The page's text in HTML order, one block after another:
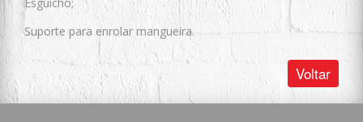
Esguicho;
Suporte para enrolar mangueira.
Voltar